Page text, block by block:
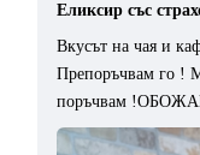
Еликсир със
Вкусът на чая и
Препоръчвам го !
поръчвам